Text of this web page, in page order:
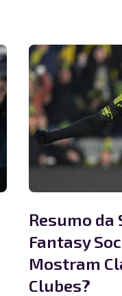
Resumo da
Fantasy
Mostram
Clubes?